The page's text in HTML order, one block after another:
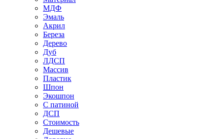
МДФ
Эмаль
Акрил
Береза
Дерево
Дуб
ЛДСП
Массив
Пластик
Шпон
Экошпон
С патиной
ДСП
Стоимость
Дешевые